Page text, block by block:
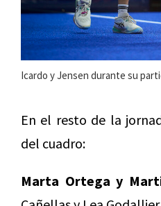
Icardo y Jensen durante su
En el resto de la
del cuadro:
Marta Ortega y